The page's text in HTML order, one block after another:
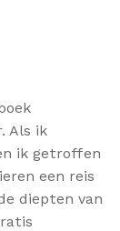
Als ik
ik getroffen
een reis
diepten van